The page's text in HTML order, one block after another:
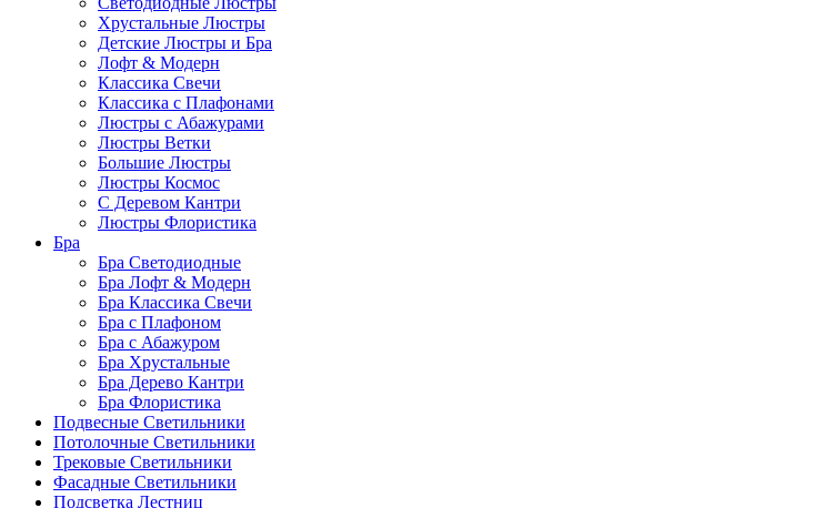
Хрустальные Люстры
Детские Люстры и Бра
Лофт & Модерн
Классика Свечи
Классика с Плафонами
Люстры с Абажурами
Люстры Ветки
Большие Люстры
Люстры Космос
С Деревом Кантри
Люстры Флористика
Бра
Бра Светодиодные
Бра Лофт & Модерн
Бра Классика Свечи
Бра с Плафоном
Бра с Абажуром
Бра Хрустальные
Бра Дерево Кантри
Бра Флористика
Подвесные Светильники
Потолочные Светильники
Трековые Светильники
Фасадные Светильники
Подсветка Лестниц